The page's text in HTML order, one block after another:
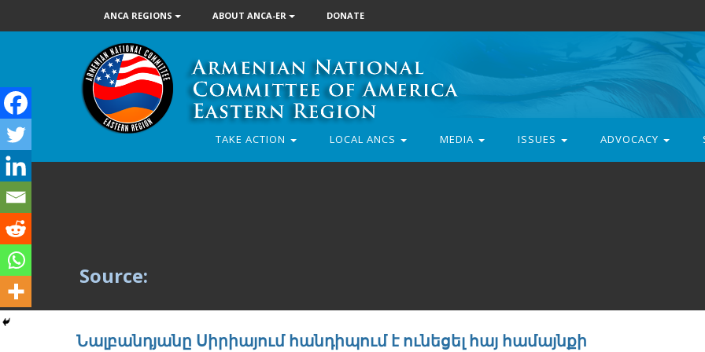
ANCA REGIONS ABOUT ANCA-ER DONATE
TAKE ACTION LOCAL ANCS MEDIA ISSUES ADVOCACY
Source:
Նալբանդյանը Սիրիայում հանդիպում է ունեցել հայ համայնքի